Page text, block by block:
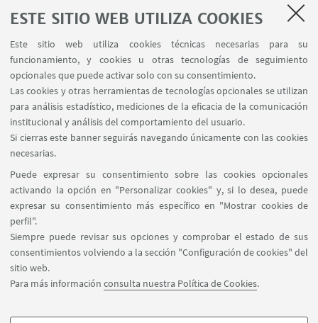
ESTE SITIO WEB UTILIZA COOKIES
Este sitio web utiliza cookies técnicas necesarias para su
funcionamiento, y cookies u otras tecnologías de seguimiento
opcionales que puede activar solo con su consentimiento.
Las cookies y otras herramientas de tecnologías opcionales se utilizan
para análisis estadístico, mediciones de la eficacia de la comunicación
institucional y análisis del comportamiento del usuario.
Si cierras este banner seguirás navegando únicamente con las cookies
necesarias.
Puede expresar su consentimiento sobre las cookies opcionales
activando la opción en "Personalizar cookies" y, si lo desea, puede
expresar su consentimiento más específico en "Mostrar cookies de
perfil".
Siempre puede revisar sus opciones y comprobar el estado de sus
consentimientos volviendo a la sección "Configuración de cookies" del
sitio web.
Para más información consulta nuestra Política de Cookies.
Aires y Bologna.
FECHA: 12MAYO2026desde las 19:00 a las 20:00
LUGAR:Evento online
Alumni - Master en Relaciones Internacionales Europa -